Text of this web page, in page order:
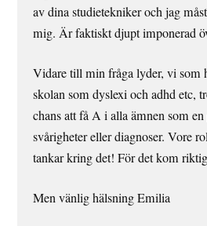
av dina studietekniker och jag
mig. Är faktiskt djupt imponerad
Vidare till min fråga lyder, vi som
skolan som dyslexi och adhd etc,
chans att få A i alla ämnen som
svårigheter eller diagnoser. Vore
tankar kring det! För det kom
Men vänlig hälsning Emilia